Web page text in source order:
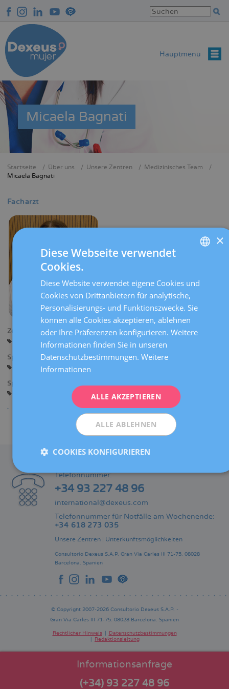
zum
Inhalt
Hauptmenü
Micaela Bagnati
Breadcrumb
Startseite Über uns Unsere Zentren
Medizinisches Team
Micaela Bagnati
Facharzt
Zentren:
Sant Cugat
Manresa
Sprachen:
Spanisch
Englisch
Spezialitäten:
Kinder- und Jugendgynäkologie
Allgemeine Gynäkologie
Informationsanfrage
(+34) 93 227 48 96
Telefonnummer:
+34 93 227 48 96
international@dexeus.com
Telefonnummer für Notfälle am Wochenende:
+34 618 273 035
Unsere Zentren | Unterkunftsmöglichkeiten
Consultorio Dexeus S.A.P. Gran Via Carles III 71-75. 08028
Barcelona. Spanien
© Copyright 2007-2026 Consultorio Dexeus S.A.P. -
Gran Via Carles III 71-75. 08028 Barcelona. Spanien
de
Rechtlicher Hinweis
Datenschutzbestimmungen
Redaktionsleitung
CATALÀ
DEUTSCH
×
Diese Webseite verwendet
Cookies.
Diese Website verwendet eigene Cookies und
Cookies von Drittanbietern für analytische,
Personalisierungs- und Funktionszwecke. Sie
können alle Cookies akzeptieren, ablehnen
oder Ihre Präferenzen konfigurieren. Weitere
Informationen finden Sie in unseren
Datenschutzbestimmungen. Weitere
Informationen
ALLE AKZEPTIEREN
ALLE ABLEHNEN
COOKIES KONFIGURIEREN